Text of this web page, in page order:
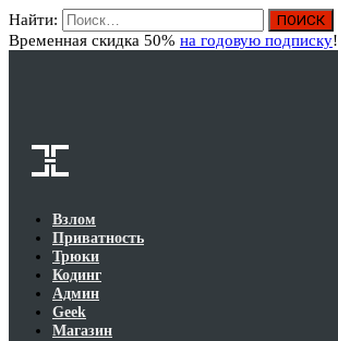
Найти:
Временная скидка 50% на годовую подписку!
Взлом
Приватность
Трюки
Кодинг
Админ
Geek
Магазин